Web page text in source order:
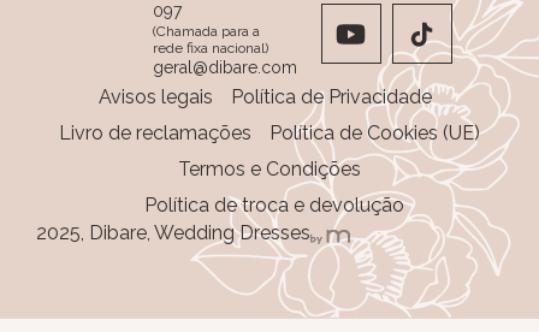
097
(Chamada para a
rede fixa nacional)
geral@dibare.com
Avisos legais
Política de Privacidade
Livro de reclamações
Política de Cookies (UE)
Termos e Condições
Política de troca e devolução
2025, Dibare, Wedding Dresses